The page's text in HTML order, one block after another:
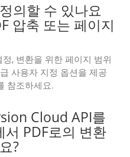
의할 수 있나요
압축 또는 페이지
, 변환을 위한 페이지 범위
사용자 지정 옵션을 제공
참조하세요.
Cloud API를
서 PDF로의 변환
?